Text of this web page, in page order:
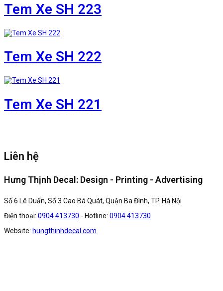
Tem Xe SH 223
Tem Xe SH 222
Tem Xe SH 221
Liên hệ
Hưng Thịnh Decal: Design - Printing - Advertising
Số 6 Lê Duẩn, Số 3 Cao Bá Quát, Quận Ba Đình, TP. Hà Nội
Điện thoại: 0904.413730 - Hotline: 0904.413730
Website: hungthinhdecal.com